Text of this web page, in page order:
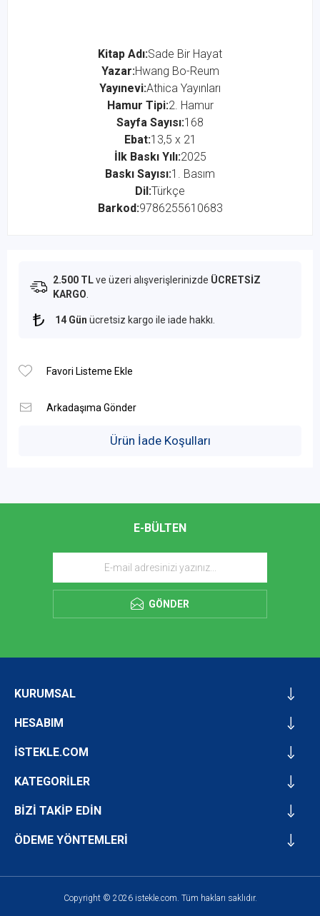
Kitap Adı:Sade Bir Hayat
Yazar:Hwang Bo-Reum
Yayınevi:Athica Yayınları
Hamur Tipi:2. Hamur
Sayfa Sayısı:168
Ebat:13,5 x 21
İlk Baskı Yılı:2025
Baskı Sayısı:1. Basım
Dil:Türkçe
Barkod:9786255610683
2.500 TLve üzeri alışverişlerinizde ÜCRETSİZ
KARGO
14 Gün ücretsiz kargo ile iade hakkı.
Ürün İade Koşulları
E-BÜLTEN
GÖNDER
KURUMSAL
HESABIM
İSTEKLE.COM
KATEGORİLER
BİZİ TAKİP EDİN
ÖDEME YÖNTEMLERİ
Copyright © 2026 istekle.com. Tüm hakları saklıdır.